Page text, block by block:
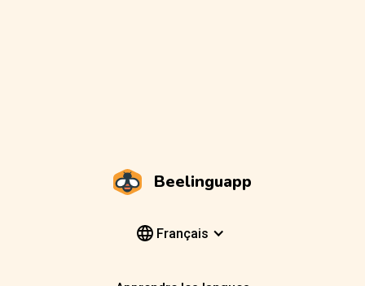
Beelinguapp
Français